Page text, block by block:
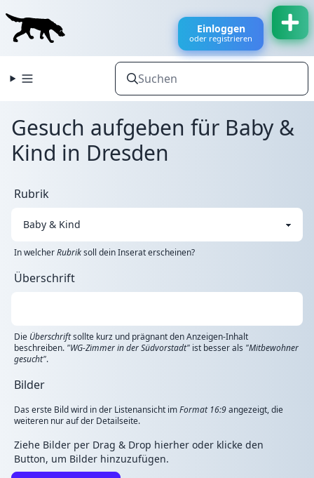
Einloggen
oder registrieren
Gesuch aufgeben für Baby &
Kind in Dresden
Rubrik
In welcherRubriksoll dein Inserat erscheinen?
Überschrift
Die Überschriftsollte kurz und prägnant den Anzeigen-Inhalt
beschreiben. "WG-Zimmer in der Südvorstadt" ist besser als "Mitbewohner
gesucht".
Bilder
Das erste Bild wird in der Listenansicht imFormat 16:9angezeigt, die
weiteren nur auf der Detailseite.
Ziehe Bilder per Drag & Drop hierher oder klicke den
Button, um Bilder hinzuzufügen.